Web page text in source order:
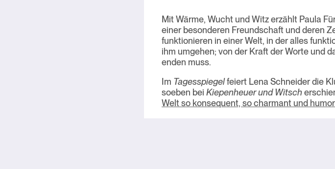
Mit Wärme, Wucht und Witz erzählt Paula
einer besonderen Freundschaft und deren
funktionieren in einer Welt, in der alles
ihm umgehen; von der Kraft der Worte und
enden muss.
Im Tagesspiegelfeiert Lena Schneider die
soeben bei Kiepenheuer und Witsch
Welt so konsequent, so charmant und